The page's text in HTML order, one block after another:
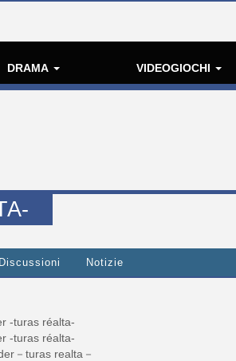
DRAMA VIDEOGIOCHI
Discussioni Notizie
-turas réalta-
-turas réalta-
－turas realta－